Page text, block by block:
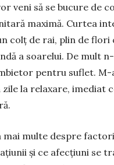
veni să se bucure de
maximă. Curtea
colț de rai, plin de
a soarelui. De mult
pentru su­flet. M-
zile la rela­xare, imediat
mai multe despre
și ce afec­țiuni se